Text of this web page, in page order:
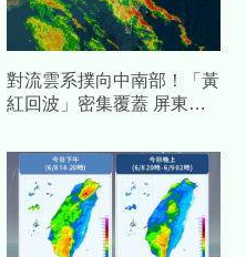
對流雲系撲向中南部！「黃
紅回波」密集覆蓋 屏東、